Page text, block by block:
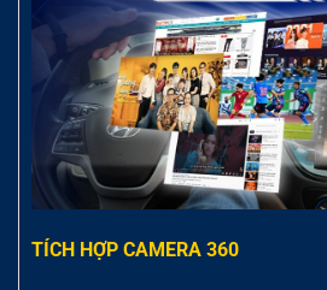
TÍCH HỢP CAMERA 360